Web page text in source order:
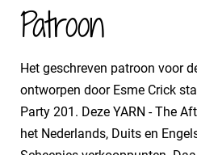
Patroon
Het geschreven patroon voor
ontworpen door Esme Crick
Party 201. Deze YARN - The
het Nederlands, Duits en